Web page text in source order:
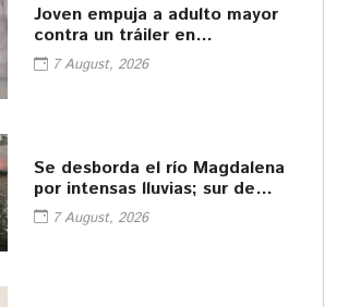
Joven empuja a adulto mayor
contra un tráiler en
movimiento
7 August, 2026
Se desborda el río Magdalena
por intensas lluvias; sur de
CDMX queda bajo el agua
7 August, 2026